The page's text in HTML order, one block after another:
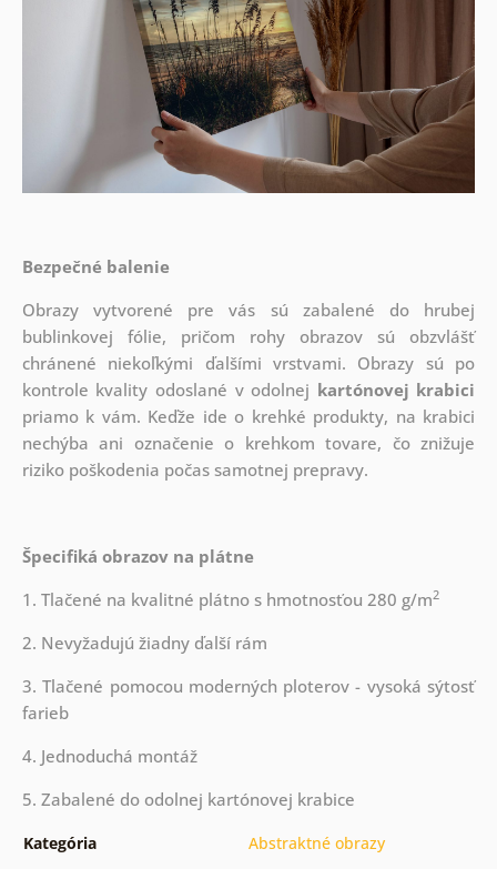
Bezpečné balenie
Obrazy vytvorené pre vás sú zabalené do hrubej
bublinkovej fólie, pričom rohy obrazov sú obzvlášť
chránené niekoľkými ďalšími vrstvami. Obrazy sú po
kontrole kvality odoslané v odolnej kartónovej krabici
priamo k vám. Keďže ide o krehké produkty, na krabici
nechýba ani označenie o krehkom tovare, čo znižuje
riziko poškodenia počas samotnej prepravy.
Špecifiká obrazov na plátne
1. Tlačené na kvalitné plátno s hmotnosťou 280 g/m2
2. Nevyžadujú žiadny ďalší rám
3. Tlačené pomocou moderných ploterov - vysoká sýtosť
farieb
4. Jednoduchá montáž
5. Zabalené do odolnej kartónovej krabice
Kategória Abstraktné obrazy